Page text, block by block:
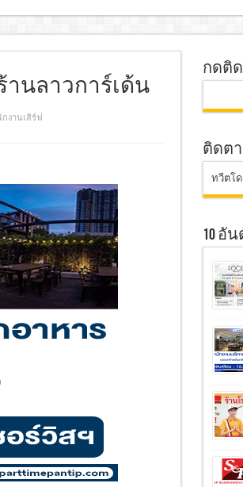
านลาวการ์เด้น
งานเสิร์ฟ
กดติ
ติดตา
ทวีตโด
10 อั